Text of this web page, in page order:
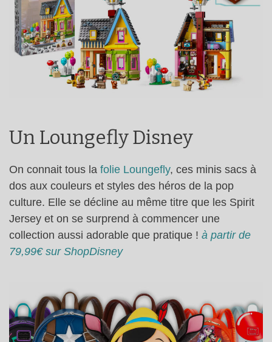
Un Loungefly Disney
On connait tous la folie Loungefly, ces minis sacs à
dos aux couleurs et styles des héros de la pop
culture. Elle se décline au même titre que les Spirit
Jersey et on se surprend à commencer une
collection aussi adorable que pratique ! à partir de
79,99€ sur ShopDisney